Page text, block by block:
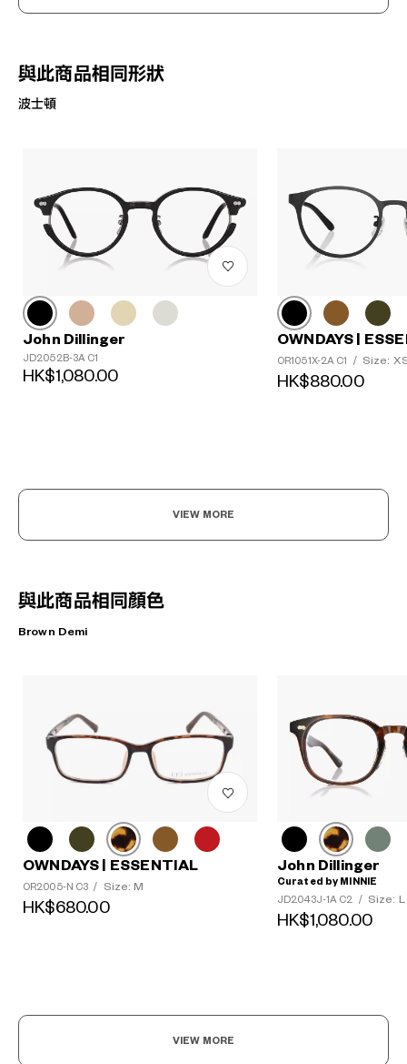
與此商品相同形狀
波士頓
John Dillinger
JD2052B-3A C1
HK$1,080.00
OWNDAYS |
OR1051X-2A C1 / Size:
HK$880.00
VIEW MORE
與此商品相同顏色
Brown Demi
OWNDAYS | ESSENTIAL
OR2005-N C3 / Size: M
HK$680.00
John Dillinger
Curated by MINNIE
JD2043J-1A C2
/ Size: L
HK$1,080.00
VIEW MORE